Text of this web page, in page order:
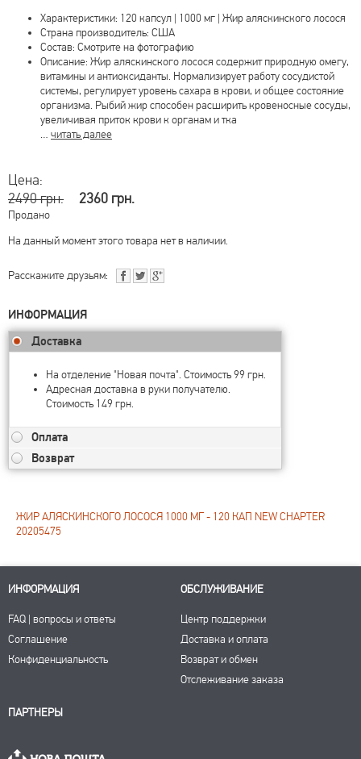
Характеристики: 120 капсул | 1000 мг | Жир аляскинского лосося
Страна производитель: США
Состав: Смотрите на фотографию
Описание: Жир аляскинского лосося содержит природную омегу,
витамины и антиоксиданты. Нормализирует работу сосудистой
системы, регулирует уровень сахара в крови, и общее состояние
организма. Рыбий жир способен расширить кровеносные сосуды,
увеличивая приток крови к органам и тка
… читать далее
Цена:
2490 грн.
2360 грн.
Продано
На данный момент этого товара нет в наличии.
Расскажите друзьям:
ИНФОРМАЦИЯ
Доставка
На отделение "Новая почта". Стоимость 99 грн.
Адресная доставка в руки получателю.
Стоимость 149 грн.
Оплата
Возврат
ЖИР АЛЯСКИНСКОГО ЛОСОСЯ 1000 МГ - 120 КАП NEW CHAPTER
20205475
ИНФОРМАЦИЯ
FAQ | вопросы и ответы
Соглашение
Конфиденциальность
ОБСЛУЖИВАНИЕ
Центр поддержки
Доставка и оплата
Возврат и обмен
Отслеживание заказа
ПАРТНЕРЫ